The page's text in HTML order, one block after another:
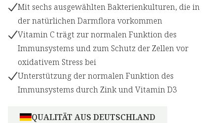
Mit sechs ausgewählten Bakterienkulturen, die in
der natürlichen Darmflora vorkommen
Vitamin C trägt zur normalen Funktion des
Immunsystems und zum Schutz der Zellen vor
oxidativem Stress bei
Unterstützung der normalen Funktion des
Immunsystems durch Zink und Vitamin D3
QUALITÄT AUS DEUTSCHLAND